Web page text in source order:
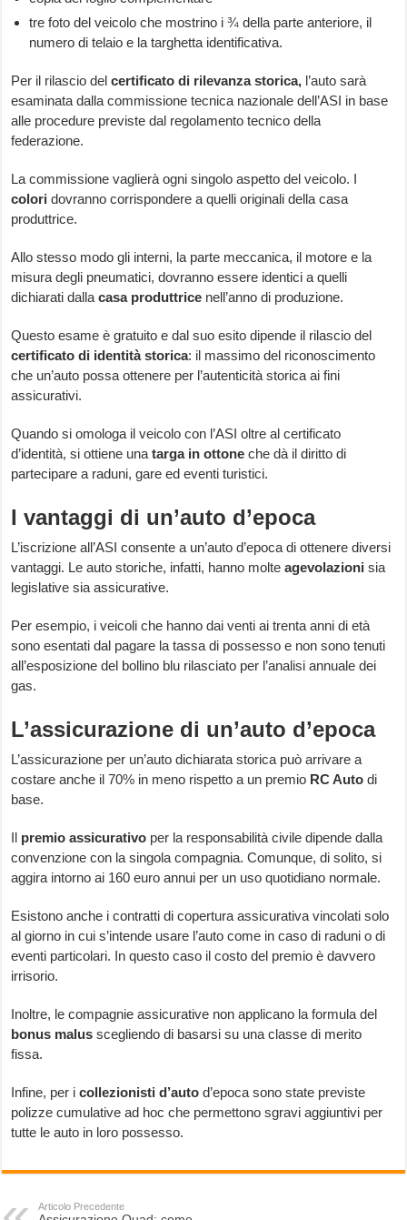
tre foto del veicolo che mostrino i ¾ della parte anteriore, il
numero di telaio e la targhetta identificativa.
Per il rilascio delcertificato di rilevanza storica, l’auto sarà
esaminata dalla commissione tecnica nazionale dell’ASI in base
alle procedure previste dal regolamento tecnico della
federazione.
La commissione vaglierà ogni singolo aspetto del veicolo. I
colori dovranno corrispondere a quelli originali della casa
produttrice.
Allo stesso modo gli interni, la parte meccanica, il motore e la
misura degli pneumatici, dovranno essere identici a quelli
dichiarati dalla casa produttrice nell’anno di produzione.
Questo esame è gratuito e dal suo esito dipende il rilascio del
certificato di identità storica: il massimo del riconoscimento
che un’auto possa ottenere per l’autenticità storica ai fini
assicurativi.
Quando si omologa il veicolo con l’ASI oltre al certificato
d’identità, si ottiene unatarga in ottone che dà il diritto di
partecipare a raduni, gare ed eventi turistici.
I vantaggi di un’auto d’epoca
L’iscrizione all’ASI consente a un’auto d’epoca di ottenere diversi
vantaggi. Le auto storiche, infatti, hanno molteagevolazioni sia
legislative sia assicurative.
Per esempio, i veicoli che hanno dai venti ai trenta anni di età
sono esentati dal pagare la tassa di possesso e non sono tenuti
all’esposizione del bollino blu rilasciato per l’analisi annuale dei
gas.
L’assicurazione di un’auto d’epoca
L’assicurazione per un’auto dichiarata storica può arrivare a
costare anche il 70% in meno rispetto a un premio RC Auto di
base.
Il premio assicurativo per la responsabilità civile dipende dalla
convenzione con la singola compagnia. Comunque, di solito, si
aggira intorno ai 160 euro annui per un uso quotidiano normale.
Esistono anche i contratti di copertura assicurativa vincolati solo
al giorno in cui s’intende usare l’auto come in caso di raduni o di
eventi particolari. In questo caso il costo del premio è davvero
irrisorio.
Inoltre, le compagnie assicurative non applicano la formula del
bonus malus scegliendo di basarsi su una classe di merito
fissa.
Infine, per i collezionisti d’auto d’epoca sono state previste
polizze cumulative ad hoc che permettono sgravi aggiuntivi per
tutte le auto in loro possesso.
Articolo Precedente